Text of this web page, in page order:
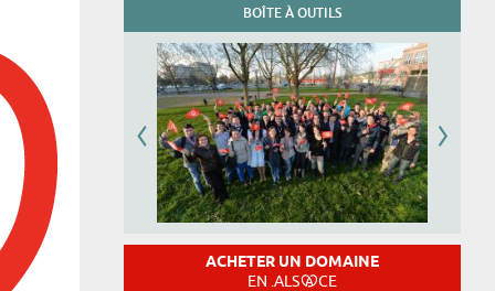
BOÎTE À OUTILS
ACHETER UN DOMAINE
EN .ALS CE